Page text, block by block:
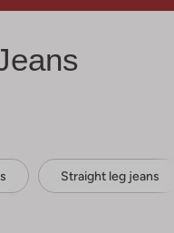
Straight leg jeans